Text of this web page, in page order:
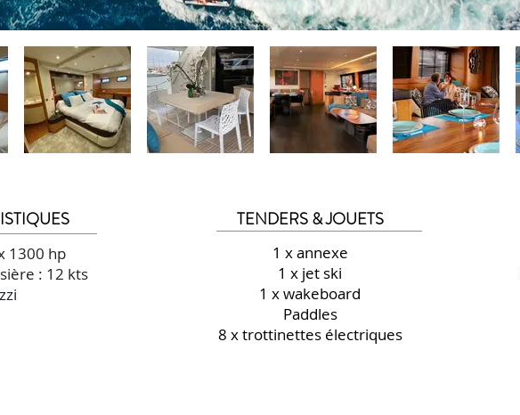
1300 hp
: 12 kts
TENDERS & JOUETS
1 x annexe
1 x jet ski
1 x wakeboard
Paddles
8 x trottinettes électriques